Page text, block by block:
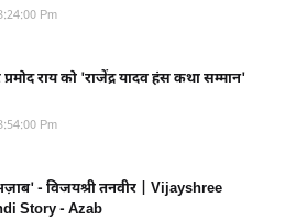
Pm
राय को 'राजेंद्र यादव हंस कथा सम्मान'
Pm
- विजयश्री तनवीर | Vijayshree
Story - Azab